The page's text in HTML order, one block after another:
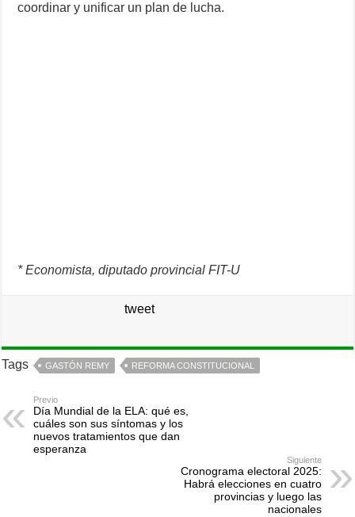
coordinar y unificar un plan de lucha.
* Economista, diputado provincial FIT-U
tweet
Tags GASTÓN REMY REFORMA CONSTITUCIONAL
Previo
Día Mundial de la ELA: qué es,
cuáles son sus síntomas y los
nuevos tratamientos que dan
esperanza
Siguiente
Cronograma electoral 2025:
Habrá elecciones en cuatro
provincias y luego las
nacionales